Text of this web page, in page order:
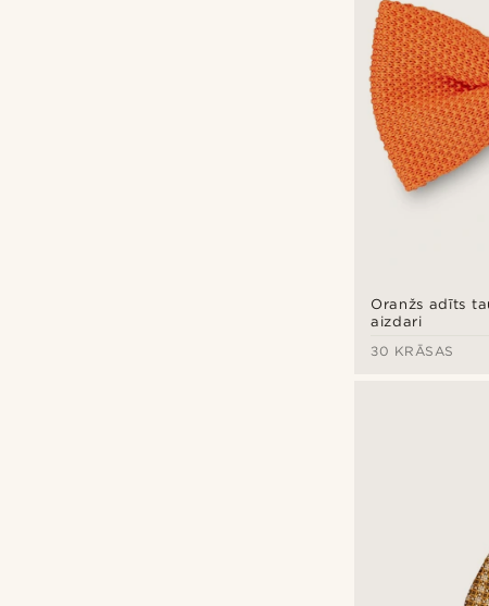
Oranžs adīts
aizdari
30 KRĀSAS